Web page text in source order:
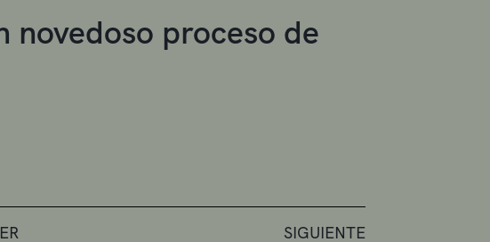
proceso de
SIGUIENTE